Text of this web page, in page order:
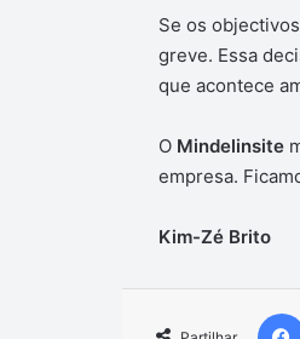
Se os
greve. Essa
que acontece
O Mindelinsite
empresa.
Kim-Zé Brito